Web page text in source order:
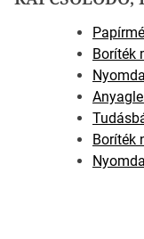
Boríték
Boríték